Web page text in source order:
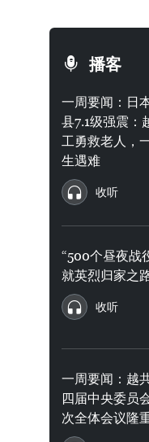
播客
一周要闻：日
县7.1级强震：
工勇救老人，
生遇难
收听
“500个昼夜战
就英烈归家之
收听
一周要闻：越
四届中央委员
次全体会议隆